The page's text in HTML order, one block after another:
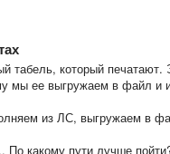
табель, который печатают.
мы ее выгружаем в файл и
из ЛС, выгружаем в
По какому пути лучше